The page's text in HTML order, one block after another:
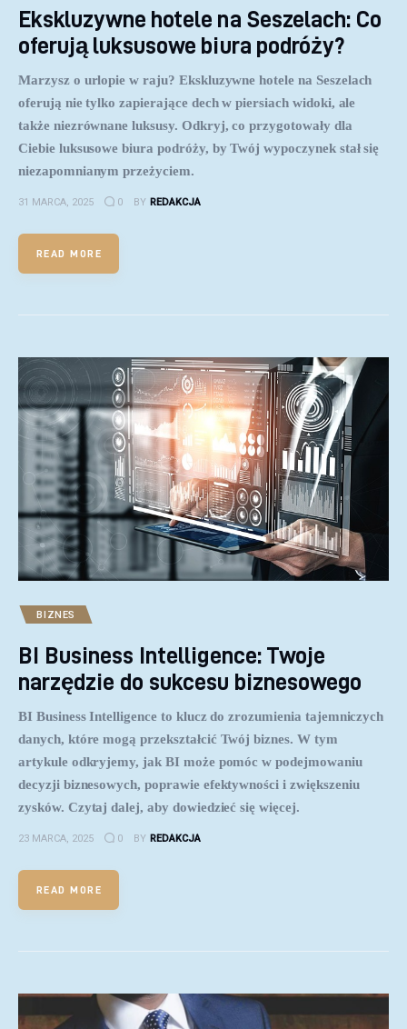
Ekskluzywne hotele na Seszelach: Co
oferują luksusowe biura podróży?
Marzysz o urlopie w raju? Ekskluzywne hotele na Seszelach
oferują nie tylko zapierające dech w piersiach widoki, ale
także niezrównane luksusy. Odkryj, co przygotowały dla
Ciebie luksusowe biura podróży, by Twój wypoczynek stał się
niezapomnianym przeżyciem.
31 MARCA, 2025 0 BY REDAKCJA
READ MORE
BIZNES
BI Business Intelligence: Twoje
narzędzie do sukcesu biznesowego
BI Business Intelligence to klucz do zrozumienia tajemniczych
danych, które mogą przekształcić Twój biznes. W tym
artykule odkryjemy, jak BI może pomóc w podejmowaniu
decyzji biznesowych, poprawie efektywności i zwiększeniu
zysków. Czytaj dalej, aby dowiedzieć się więcej.
23 MARCA, 2025 0 BY REDAKCJA
READ MORE